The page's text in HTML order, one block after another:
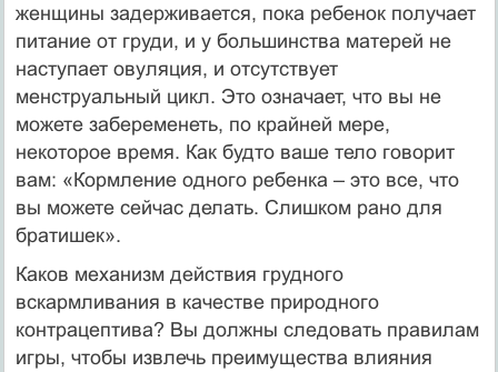
женщины задерживается, пока ребенок получает
питание от груди, и у большинства матерей не
наступает овуляция, и отсутствует
менструальный цикл. Это означает, что вы не
можете забеременеть, по крайней мере,
некоторое время. Как будто ваше тело говорит
вам: «Кормление одного ребенка – это все, что
вы можете сейчас делать. Слишком рано для
братишек».
Каков механизм действия грудного
вскармливания в качестве природного
контрацептива? Вы должны следовать правилам
игры, чтобы извлечь преимущества влияния